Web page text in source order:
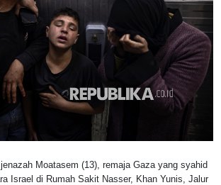
Moatasem (13), remaja Gaza yang syahid
Israel di Rumah Sakit Nasser, Khan Yunis, Jalur